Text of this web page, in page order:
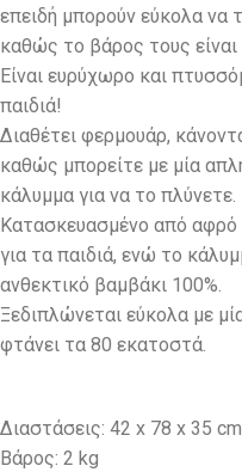
επειδή μπορούν εύκολα να
καθώς το βάρος τους είναι
Eίναι ευρύχωρο και
παιδιά!
Διαθέτει φερμουάρ,
καθώς μπορείτε με μία
κάλυμμα για να το πλύνετε.
Κατασκευασμένο από αφρό
για τα παιδιά, ενώ το
ανθεκτικό βαμβάκι 100%.
Ξεδιπλώνεται εύκολα με
φτάνει τα 80 εκατοστά.
Διαστάσεις: 42 x 78 x 35 cm
Βάρος: 2 kg